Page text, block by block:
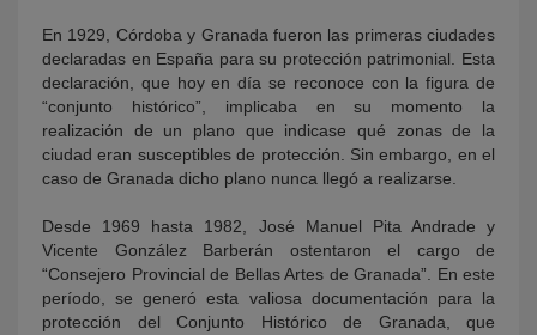
En 1929, Córdoba y Granada fueron las primeras ciudades
declaradas en España para su protección patrimonial. Esta
declaración, que hoy en día se reconoce con la figura de
“conjunto histórico”, implicaba en su momento la
realización de un plano que indicase qué zonas de la
ciudad eran susceptibles de protección. Sin embargo, en el
caso de Granada dicho plano nunca llegó a realizarse.
Desde 1969 hasta 1982, José Manuel Pita Andrade y
Vicente González Barberán ostentaron el cargo de
“Consejero Provincial de Bellas Artes de Granada”. En este
período, se generó esta valiosa documentación para la
protección del Conjunto Histórico de Granada, que